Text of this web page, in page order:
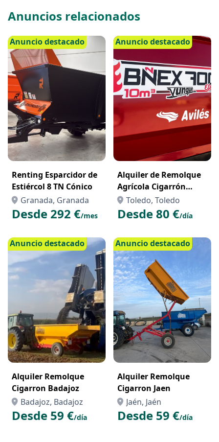
Anuncios relacionados
Anuncio destacado
Renting Esparcidor de
Estiércol 8 TN Cónico
Granada, Granada
Desde 292 €/mes
Anuncio destacado
Alquiler de Remolque
Agrícola Cigarrón
Yunque de 10 m³ en
Toledo – Resistencia y
Capacidad para el
Toledo, Toledo
Desde 80 €/día
Anuncio destacado
Alquiler Remolque
Cigarron Badajoz
Badajoz, Badajoz
Desde 59 €/día
Anuncio destacado
Alquiler Remolque
Cigarron Jaen
Jaén, Jaén
Desde 59 €/día